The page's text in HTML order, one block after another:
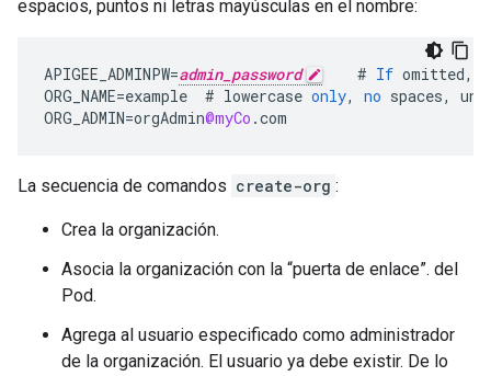
espacios, puntos ni letras mayúsculas en el nombre:
APIGEE_ADMINPW=admin_password # If omitted,
ORG_NAME=example # lowercase only, no spaces,
ORG_ADMIN=orgAdmin@myCo .com
La secuencia de comandos create-org :
Crea la organización.
Asocia la organización con la “puerta de enlace”. del
Pod.
Agrega al usuario especificado como administrador
de la organización. El usuario ya debe existir. De lo